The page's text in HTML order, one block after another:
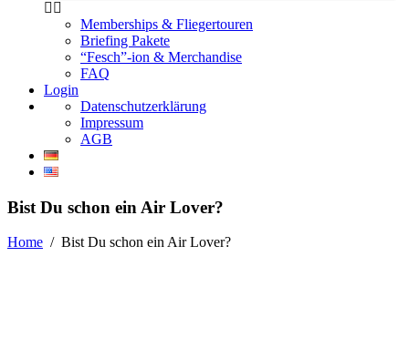
Memberships & Fliegertouren
Briefing Pakete
“Fesch”-ion & Merchandise
FAQ
Login
Datenschutzerklärung
Impressum
AGB
Bist Du schon ein Air Lover?
Home / Bist Du schon ein Air Lover?